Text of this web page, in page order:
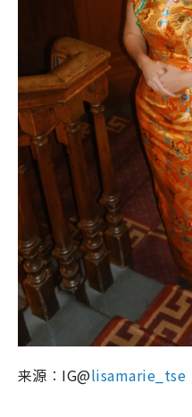
来源︰IG@lisamarie_tse